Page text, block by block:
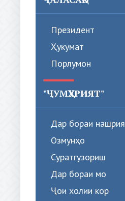
Президент
Ҳукумат
Порлумон
"ҶУМҲУРИЯТ"
Дар бораи нашрия
Озмунҳо
Суратгузориш
Дар бораи мо
Ҷои холии кор